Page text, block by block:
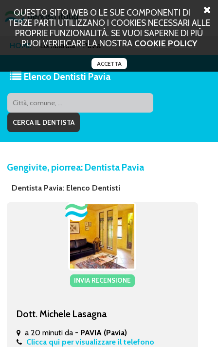
QUESTO SITO WEB O LE SUE COMPONENTI DI
TERZE PARTI UTILIZZANO I COOKIES NECESSARI ALLE
PROPRIE FUNZIONALITÀ. SE VUOI SAPERNE DI PIÙ
PUOI VERIFICARE LA NOSTRA COOKIE POLICY
ACCETTA
HOME Lombardia Pavia
Elenco Dentisti Pavia
Gengivite, piorrea: Dentista Pavia
Dentista Pavia: Elenco Dentisti
INVIA RECENSIONE
Dott. Michele Lasagna
a 20 minuti da - PAVIA (Pavia)
Clicca qui per visualizzare il telefono